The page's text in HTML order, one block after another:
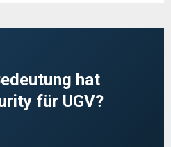
hat
für UGV?